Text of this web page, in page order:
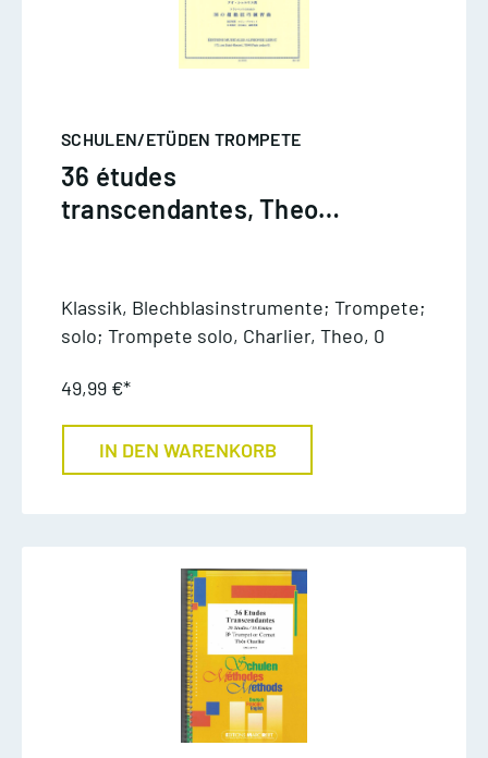
SCHULEN/ETÜDEN TROMPETE
36 études
transcendantes, Theo
Klassik, Blechblasinstrumente; Trompete;
solo; Trompete solo, Charlier, Theo, 0
49,99 €*
IN DEN WARENKORB